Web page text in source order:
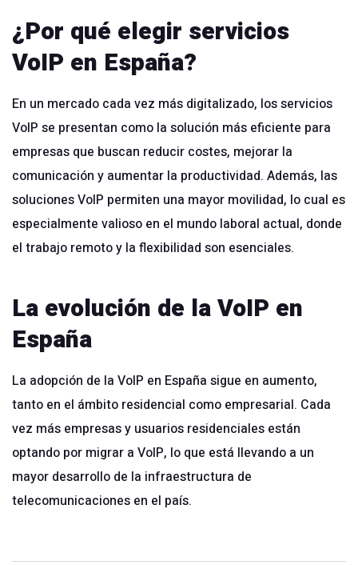
¿Por qué elegir servicios
VoIP en España?
En un mercado cada vez más digitalizado, los servicios
VoIP se presentan como la solución más eficiente para
empresas que buscan reducir costes, mejorar la
comunicación y aumentar la productividad. Además, las
soluciones VoIP permiten una mayor movilidad, lo cual es
especialmente valioso en el mundo laboral actual, donde
el trabajo remoto y la flexibilidad son esenciales.
La evolución de la VoIP en
España
La adopción de la VoIP en España sigue en aumento,
tanto en el ámbito residencial como empresarial. Cada
vez más empresas y usuarios residenciales están
optando por migrar a VoIP, lo que está llevando a un
mayor desarrollo de la infraestructura de
telecomunicaciones en el país.